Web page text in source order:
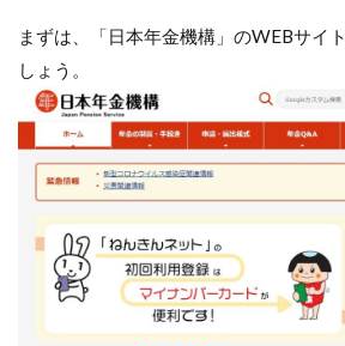
まずは、「日本年金機構」のWEBサイ
しょう。